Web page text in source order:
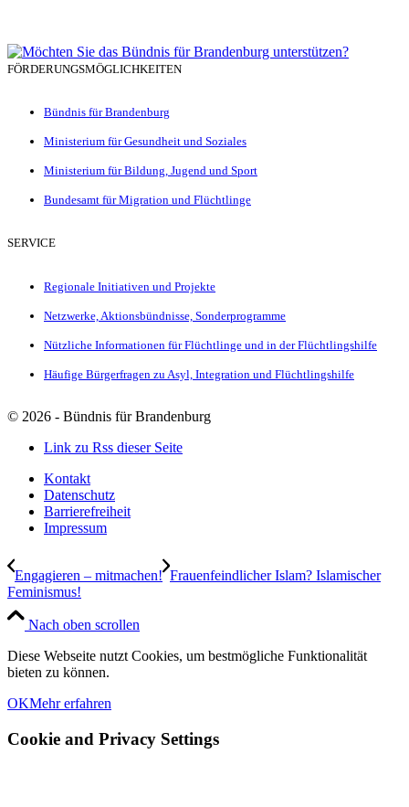
FÖRDERUNGSMÖGLICHKEITEN
Bündnis für Brandenburg
Ministerium für Gesundheit und Soziales
Ministerium für Bildung, Jugend und Sport
Bundesamt für Migration und Flüchtlinge
SERVICE
Regionale Initiativen und Projekte
Netzwerke, Aktionsbündnisse, Sonderprogramme
Nützliche Informationen für Flüchtlinge und in der Flüchtlingshilfe
Häufige Bürgerfragen zu Asyl, Integration und Flüchtlingshilfe
© 2026 - Bündnis für Brandenburg
Link zu Rss dieser Seite
Kontakt
Datenschutz
Barrierefreiheit
Impressum
Engagieren – mitmachen! Frauenfeindlicher Islam? Islamischer
Feminismus!
Nach oben scrollen
Diese Webseite nutzt Cookies, um bestmögliche Funktionalität
bieten zu können.
OKMehr erfahren
Cookie and Privacy Settings